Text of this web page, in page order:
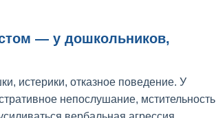
— у дошкольников,
истерики, отказное поведение. У
непослушание, мстительность